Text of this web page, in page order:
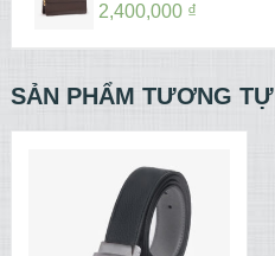
2,400,000 ₫
SẢN PHẨM TƯƠNG TỰ
XEM CHI TIẾT